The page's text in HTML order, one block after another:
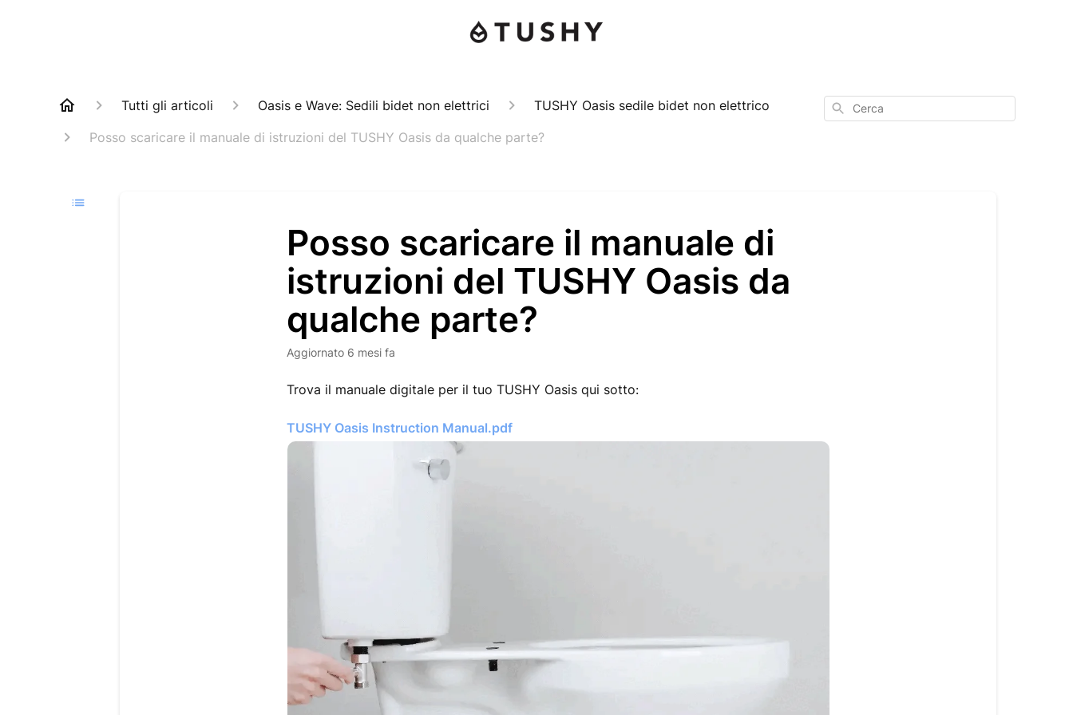
Tutti gli articoli Oasis e Wave: Sedili bidet non elettrici
TUSHY Oasis sedile bidet non elettrico
Posso scaricare il manuale di istruzioni del TUSHY Oasis da qualche parte?
Cerca
Posso scaricare il manuale di
istruzioni del TUSHY Oasis da
qualche parte?
Aggiornato 6 mesi fa
Trova il manuale digitale per il tuo TUSHY Oasis qui sotto:
TUSHY Oasis Instruction Manual.pdf